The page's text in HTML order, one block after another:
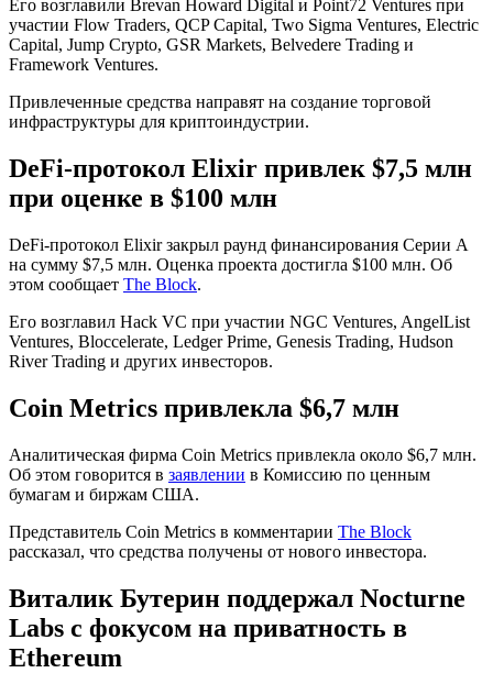
Его возглавили Brevan Howard Digital и Point72 Ventures при
участии Flow Traders, QCP Capital, Two Sigma Ventures, Electric
Capital, Jump Crypto, GSR Markets, Belvedere Trading и
Framework Ventures.
Привлеченные средства направят на создание торговой
инфраструктуры для криптоиндустрии.
DeFi-протокол Elixir привлек $7,5 млн
при оценке в $100 млн
DeFi-протокол Elixir закрыл раунд финансирования Серии А
на сумму $7,5 млн. Оценка проекта достигла $100 млн. Об
этом сообщает The Block.
Его возглавил Hack VC при участии NGC Ventures, AngelList
Ventures, Bloccelerate, Ledger Prime, Genesis Trading, Hudson
River Trading и других инвесторов.
Coin Metrics привлекла $6,7 млн
Аналитическая фирма Coin Metrics привлекла около $6,7 млн.
Об этом говорится в заявлении в Комиссию по ценным
бумагам и биржам США.
Представитель Coin Metrics в комментарии The Block
рассказал, что средства получены от нового инвестора.
Виталик Бутерин поддержал Nocturne
Labs c фокусом на приватность в
Ethereum